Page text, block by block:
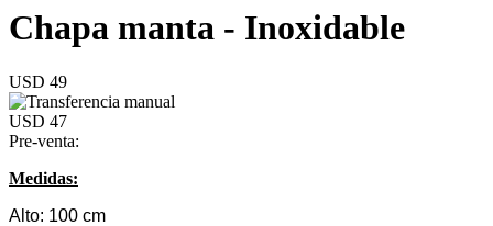
Chapa manta - Inoxidable
USD 49
USD 47
Pre-venta:
Medidas:
Alto: 100 cm